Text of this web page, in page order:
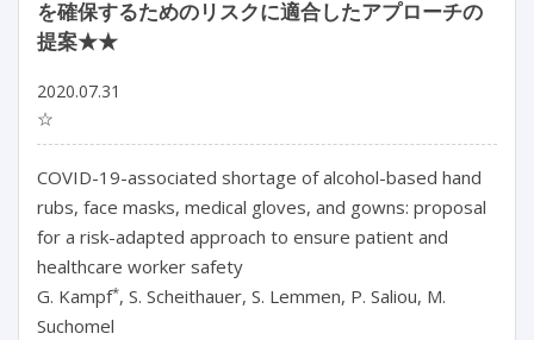
を確保するためのリスクに適合したアプローチの
提案★★
2020.07.31
☆
COVID-19-associated shortage of alcohol-based hand
rubs, face masks, medical gloves, and gowns: proposal
for a risk-adapted approach to ensure patient and
healthcare worker safety
G. Kampf*, S. Scheithauer, S. Lemmen, P. Saliou, M.
Suchomel